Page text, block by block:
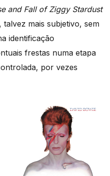
and Fall of Ziggy Stardust
talvez mais subjetivo, sem
identificação
frestas numa etapa
por vezes